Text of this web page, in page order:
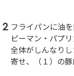
2 フライパンに油
ピーマン・パプ
全体がしんなり
寄せ、（１）の豚